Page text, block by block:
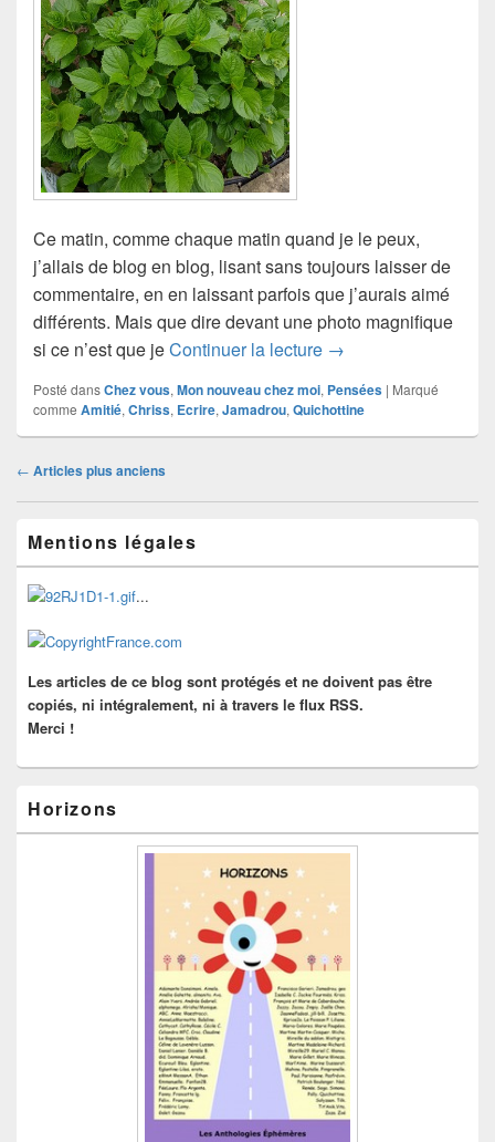
Ce matin, comme chaque matin quand je le peux,
j’allais de blog en blog, lisant sans toujours laisser de
commentaire, en en laissant parfois que j’aurais aimé
différents. Mais que dire devant une photo magnifique
si ce n’est que jeContinuer la lecture Des blogs pour
→
Posté dansChez vous, Mon nouveau chez moi, Pensées | Marqué
comme Amitié, Chriss, Ecrire, Jamadrou, Quichottine
Navigation
articles
← Articles plus anciens
principale
de
widget
pour
barre
Mentions légales
...
Les articles de ce blog sont protégés et ne doivent pas être
copiés, ni intégralement, ni à travers le flux RSS.
Merci !
Horizons